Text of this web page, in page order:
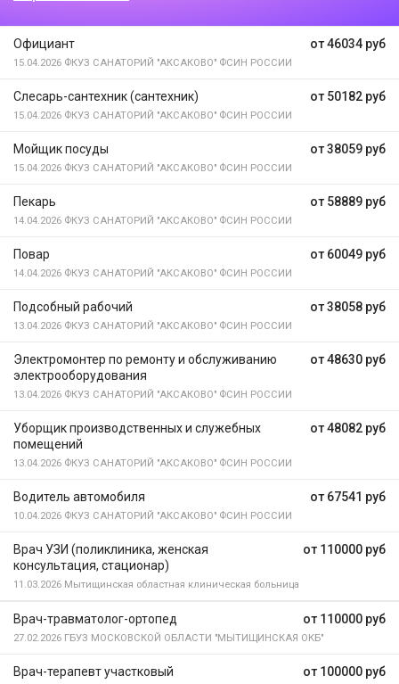
от 46034 руб
Официант
15.04.2026 ФКУЗ САНАТОРИЙ "АКСАКОВО" ФСИН РОССИИ
от 50182 руб
Слесарь-сантехник (сантехник)
15.04.2026 ФКУЗ САНАТОРИЙ "АКСАКОВО" ФСИН РОССИИ
от 38059 руб
Мойщик посуды
15.04.2026 ФКУЗ САНАТОРИЙ "АКСАКОВО" ФСИН РОССИИ
от 58889 руб
Пекарь
14.04.2026 ФКУЗ САНАТОРИЙ "АКСАКОВО" ФСИН РОССИИ
от 60049 руб
Повар
14.04.2026 ФКУЗ САНАТОРИЙ "АКСАКОВО" ФСИН РОССИИ
от 38058 руб
Подсобный рабочий
13.04.2026 ФКУЗ САНАТОРИЙ "АКСАКОВО" ФСИН РОССИИ
от 48630 руб
Электромонтер по ремонту и обслуживанию
электрооборудования
13.04.2026 ФКУЗ САНАТОРИЙ "АКСАКОВО" ФСИН РОССИИ
от 48082 руб
Уборщик производственных и служебных
помещений
13.04.2026 ФКУЗ САНАТОРИЙ "АКСАКОВО" ФСИН РОССИИ
от 67541 руб
Водитель автомобиля
10.04.2026 ФКУЗ САНАТОРИЙ "АКСАКОВО" ФСИН РОССИИ
от 110000 руб
Врач УЗИ (поликлиника, женская
консультация, стационар)
11.03.2026 Мытищинская областная клиническая больница
от 110000 руб
Врач-травматолог-ортопед
27.02.2026 ГБУЗ МОСКОВСКОЙ ОБЛАСТИ "МЫТИЩИНСКАЯ ОКБ"
от 100000 руб
Врач-терапевт участковый